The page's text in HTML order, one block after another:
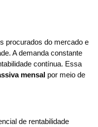
procurados do mercado e
A demanda constante
contínua. Essa
mensal por meio de
de rentabilidade